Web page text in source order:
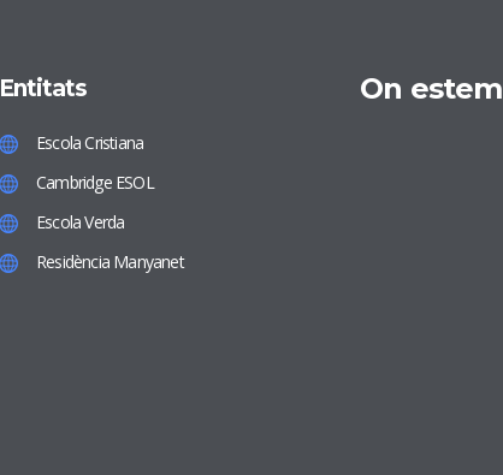
Entitats
Escola Cristiana
Cambridge ESOL
Escola Verda
Residència Manyanet
On estem